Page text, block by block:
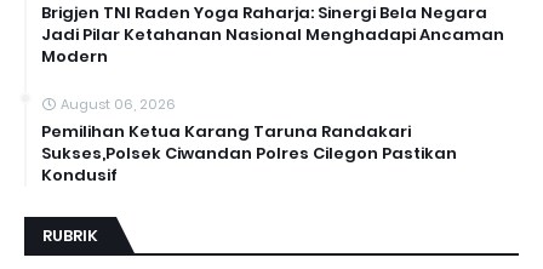
Brigjen TNI Raden Yoga Raharja: Sinergi Bela Negara
Jadi Pilar Ketahanan Nasional Menghadapi Ancaman
Modern
August 06, 2026
Pemilihan Ketua Karang Taruna Randakari
Sukses,Polsek Ciwandan Polres Cilegon Pastikan
Kondusif
RUBRIK